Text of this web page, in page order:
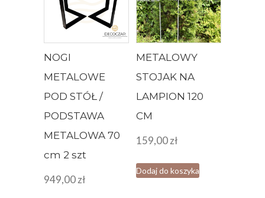
NOGI
METALOWE
POD STÓŁ /
PODSTAWA
METALOWA 70
cm 2 szt
949,00zł
METALOWY
STOJAK NA
LAMPION 120
CM
159,00zł
Dodaj do koszyka